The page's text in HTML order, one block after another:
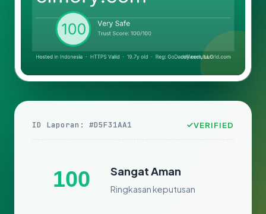
ID Laporan: #D5F31AA1 VERIFIED
100 Sangat Aman
Ringkasan keputusan